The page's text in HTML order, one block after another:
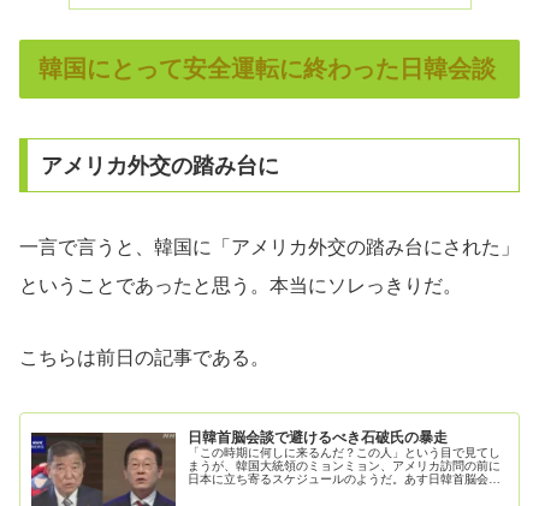
韓国にとって安全運転に終わった日韓会談
アメリカ外交の踏み台に
一言で言うと、韓国に「アメリカ外交の踏み台にされた」
ということであったと思う。本当にソレっきりだ。
こちらは前日の記事である。
日韓首脳会談で避けるべき石破氏の暴走
「この時期に何しに来るんだ？この人」という目で見てし
まうが、韓国大統領のミョンミョン、アメリカ訪問の前に
日本に立ち寄るスケジュールのようだ。あす日韓首脳会談